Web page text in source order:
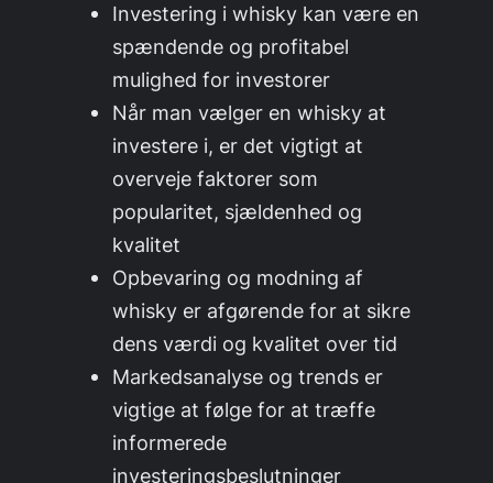
Investering i whisky kan være en
spændende og profitabel
mulighed for investorer
Når man vælger en whisky at
investere i, er det vigtigt at
overveje faktorer som
popularitet, sjældenhed og
kvalitet
Opbevaring og modning af
whisky er afgørende for at sikre
dens værdi og kvalitet over tid
Markedsanalyse og trends er
vigtige at følge for at træffe
informerede
investeringsbeslutninger